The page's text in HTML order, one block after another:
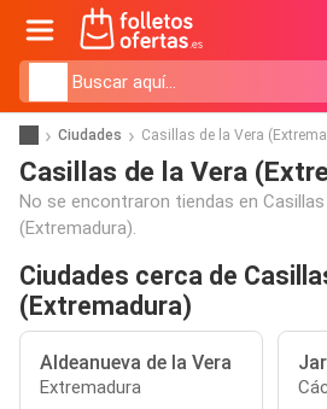
Ciudades Casillas de la Vera
Casillas de la Vera
No se encontraron tiendas en
(Extremadura).
Ciudades cerca de
(Extremadura)
Aldeanueva de la Vera
Extremadura